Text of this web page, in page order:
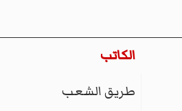
الكاتب
طريق الشعب